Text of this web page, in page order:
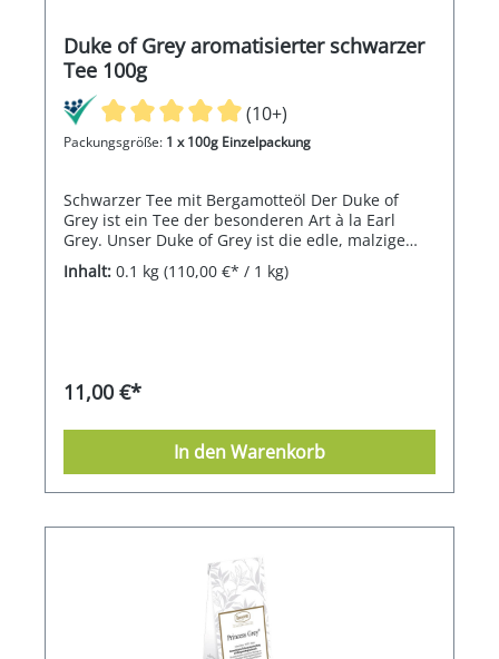
Duke of Grey aromatisierter schwarzer
Tee 100g
(10+)
Packungsgröße: 1 x 100g Einzelpackung
Schwarzer Tee mit Bergamotteöl Der Duke of
Grey ist ein Tee der besonderen Art à la Earl
Grey. Unser Duke of Grey ist die edle, malzige
Assam-Note mit einem spritzig-frischen Schuss
Bergamotte. Beim Duke of Grey wird echtes
Inhalt: 0.1 kg (110,00 €* / 1 kg)
11,00 €*
In den Warenkorb